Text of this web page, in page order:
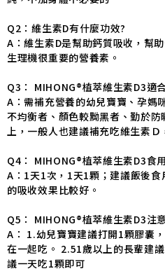
Q2：維生素D有什麼功效?
A：維生素D是幫助鈣質吸收，幫
生理機很重要的營養素。
Q3： MIHONG®植萃維生素D3適
A：需補充營養的幼兒寶寶、孕媽
不均衡者、顏色較黝黑者、勤於
上，一般人也建議補充吃維生素Ｄ
Q4： MIHONG®植萃維生素D3食
A：1天1次，1天1顆；建議飯後
的吸收效果比較好。
Q5： MIHONG®植萃維生素D3注
A： 1.幼兒寶寶建議打開1顆膠囊
在一起吃。 2.51歲以上的長輩建
議一天吃1顆即可